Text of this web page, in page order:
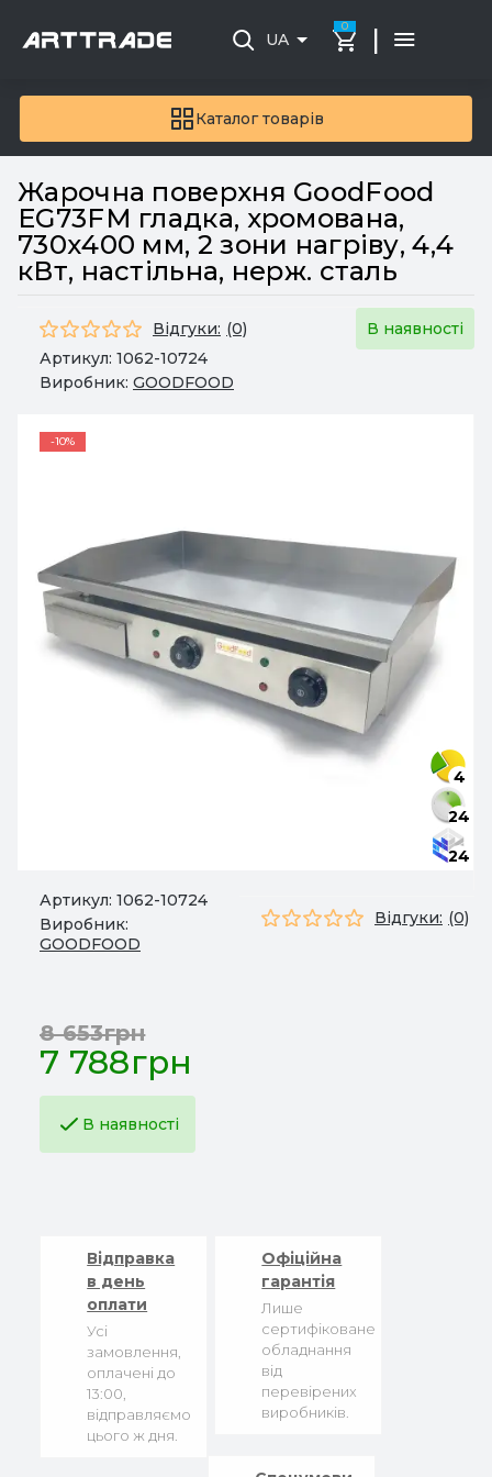
Каталог товарів
UA
0 |
Жарочна поверхня GoodFood
EG73FM гладка, хромована,
730х400 мм, 2 зони нагріву, 4,4
кВт, настільна, нерж. сталь
Відгуки: (0)
В наявності
Артикул: 1062-10724
Виробник: GOODFOOD
-10%
4
24
24
Артикул: 1062-10724
Виробник:
GOODFOOD
Відгуки: (0)
7 788грн
8 653грн
В наявності
Відправка
в день
оплати
Усі
замовлення,
оплачені до
13:00,
відправляємо
цього ж дня.
Офіційна
гарантія
Лише
сертифіковане
обладнання
від
перевірених
виробників.